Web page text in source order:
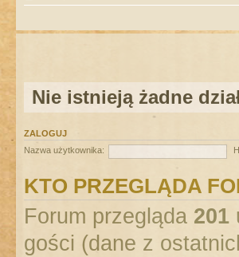
Nie istnieją żadne
ZALOGUJ
Nazwa użytkownika:
KTO PRZEGLĄDA
Forum przegląda 201
gości (dane z